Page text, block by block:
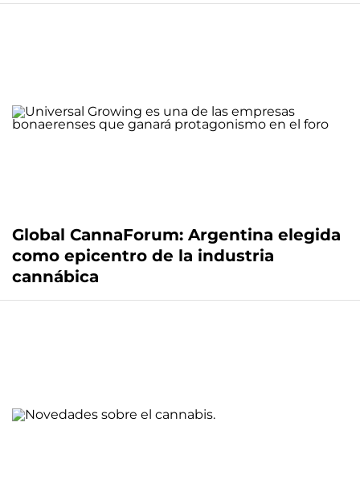
Global CannaForum: Argentina elegida
como epicentro de la industria
cannábica